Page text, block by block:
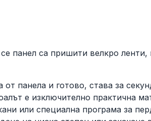
панел са пришити велкро ленти,
панела и готово, става за
е изключително практична
или специална програма за